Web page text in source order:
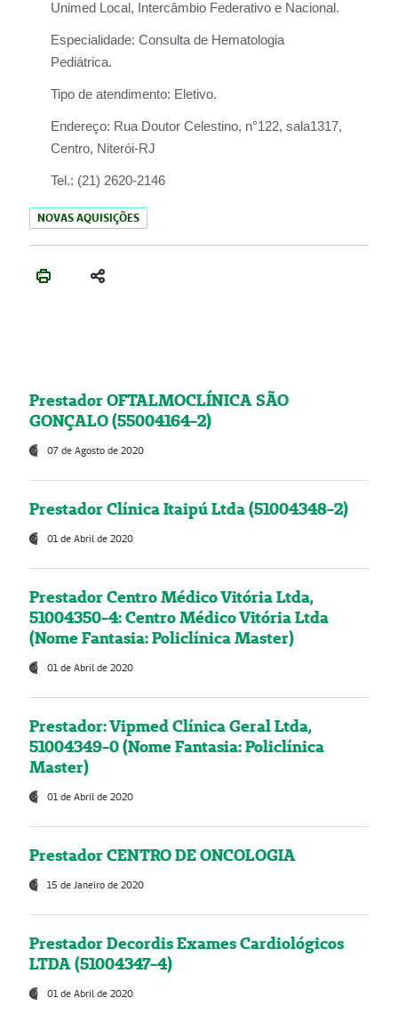
Unimed Local, Intercâmbio Federativo e Nacional.
Especialidade: Consulta de Hematologia
Pediátrica.
Tipo de atendimento: Eletivo.
Endereço: Rua Doutor Celestino, n°122, sala1317,
Centro, Niterói-RJ
Tel.: (21) 2620-2146
NOVAS AQUISIÇÕES
Prestador OFTALMOCLÍNICA SÃO
GONÇALO (55004164-2)
07 de Agosto de 2020
Prestador Clínica Itaipú Ltda (51004348-2)
01 de Abril de 2020
Prestador Centro Médico Vitória Ltda,
51004350-4: Centro Médico Vitória Ltda
(Nome Fantasia: Policlínica Master)
01 de Abril de 2020
Prestador: Vipmed Clínica Geral Ltda,
51004349-0 (Nome Fantasia: Policlínica
Master)
01 de Abril de 2020
Prestador CENTRO DE ONCOLOGIA
15 de Janeiro de 2020
Prestador Decordis Exames Cardiológicos
LTDA (51004347-4)
01 de Abril de 2020